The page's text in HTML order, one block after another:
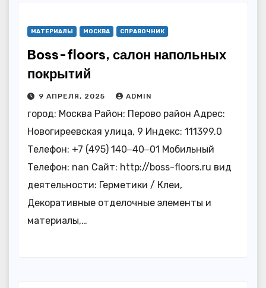
МАТЕРИАЛЫ МОСКВА СПРАВОЧНИК
Boss-floors, салон напольных
покрытий
9 АПРЕЛЯ, 2025 ADMIN
город: Москва Район: Перово район Адрес:
Новогиреевская улица, 9 Индекс: 111399.0
Телефон: +7 (495) 140‒40‒01 Мобильный
Телефон: nan Сайт: http://boss-floors.ru вид
деятельности: Герметики / Клеи,
Декоративные отделочные элементы и
материалы,…